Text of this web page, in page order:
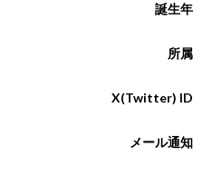
誕生年
所属
X(Twitter) ID
メール通知